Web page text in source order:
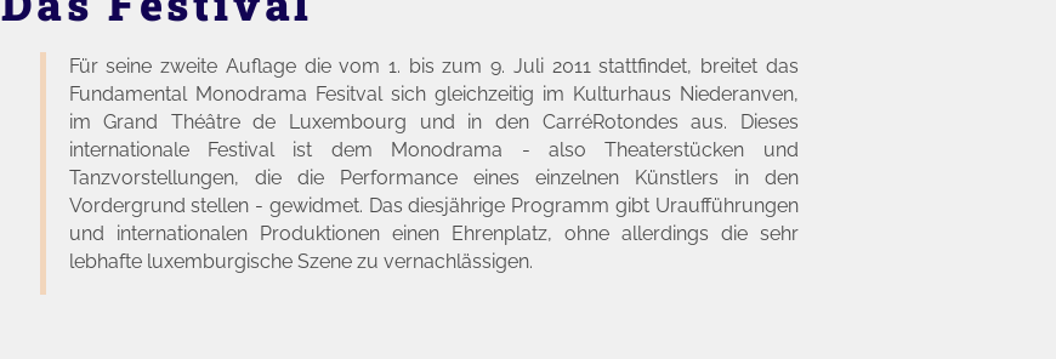
Für seine zweite Auflage die vom 1. bis zum 9. Juli 2011 stattfindet, breitet das
Fundamental Monodrama Fesitval sich gleichzeitig im Kulturhaus Niederanven,
im Grand Théâtre de Luxembourg und in den CarréRotondes aus. Dieses
internationale Festival ist dem Monodrama - also Theaterstücken und
Tanzvorstellungen, die die Performance eines einzelnen Künstlers in den
Vordergrund stellen - gewidmet. Das diesjährige Programm gibt Uraufführungen
und internationalen Produktionen einen Ehrenplatz, ohne allerdings die sehr
lebhafte luxemburgische Szene zu vernachlässigen.